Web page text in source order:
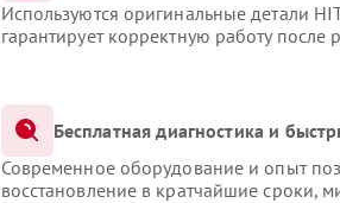
Используются оригинальные детали
гарантирует корректную работу
Бесплатная диагностика и
Современное оборудование и опыт
восстановление в кратчайшие сроки,